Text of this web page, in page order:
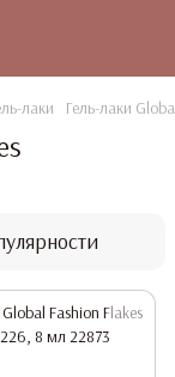
лаки Гель-лаки